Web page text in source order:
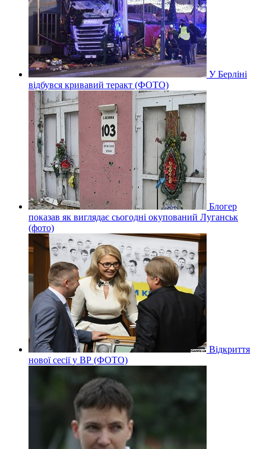
У Берліні
відбувся кривавий теракт (ФОТО)
Блогер
показав як виглядає сьогодні окупований Луганськ
(фото)
Відкриття
нової сесії у ВР (ФОТО)